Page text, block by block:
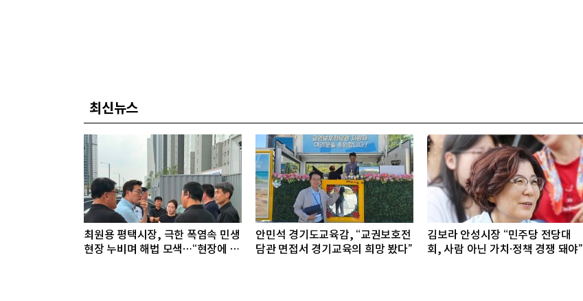
최신뉴스
최원용 평택시장, 극한 폭염속 민생
현장 누비며 해법 모색…“현장에 답
안민석 경기도교육감, “교권보호전
담관 면접서 경기교육의 희망 봤다”
김보라 안성시장 “민주당 전당대
회, 사람 아닌 가치·정책 경쟁 돼야”